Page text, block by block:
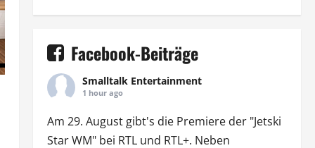
Facebook-Beiträge
Smalltalk Entertainment
1 hour ago
Am 29. August gibt's die Premiere der "Jetski
Star WM" bei RTLund RTL+. Neben